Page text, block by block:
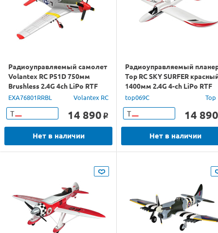
Радиоуправляемый самолет
Volantex RC P51D 750мм
Brushless 2.4G 4ch LiPo RTF
with Gyro
EXA76801RRBL Volantex RC
Т 14 890 o
Нет в наличии
Радиоуправляемый
Top RC SKY SURFER
1400мм 2.4G 4-ch LiPo RTF
top069C Top
Т 14 890
Нет в наличии